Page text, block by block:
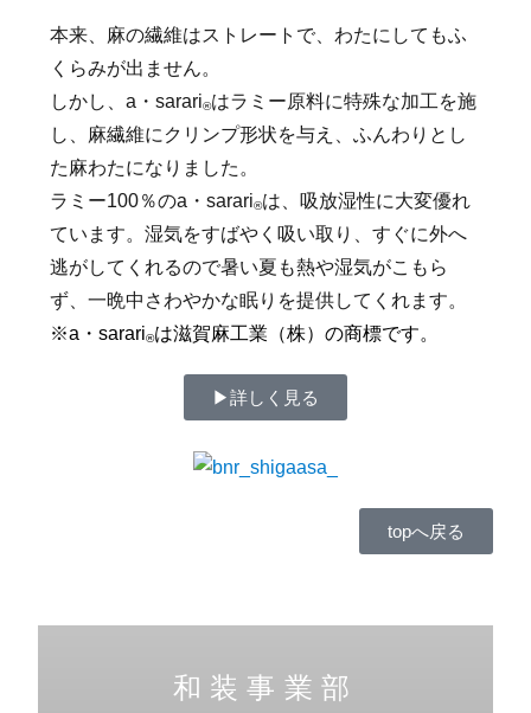
本来、麻の繊維はストレートで、わたにしてもふ
くらみが出ません。
しかし、a・sarari®はラミー原料に特殊な加工を施
し、麻繊維にクリンプ形状を与え、ふんわりとし
た麻わたになりました。
ラミー100％のa・sarari®は、吸放湿性に大変優れ
ています。湿気をすばやく吸い取り、すぐに外へ
逃がしてくれるので暑い夏も熱や湿気がこもら
ず、一晩中さわやかな眠りを提供してくれます。
※a・sarari®は滋賀麻工業（株）の商標です。
▶︎詳しく見る
topへ戻る
和装事業部